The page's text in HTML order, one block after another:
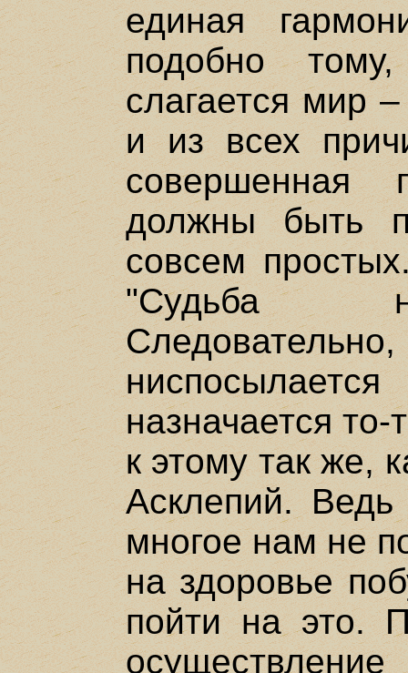
единая
подобно
слагается мир
и из всех
совершенная
должны быть
совсем
"Судьба
назначается
к этому так же,
Асклепий.
многое нам не
на здоровье
пойти на это.